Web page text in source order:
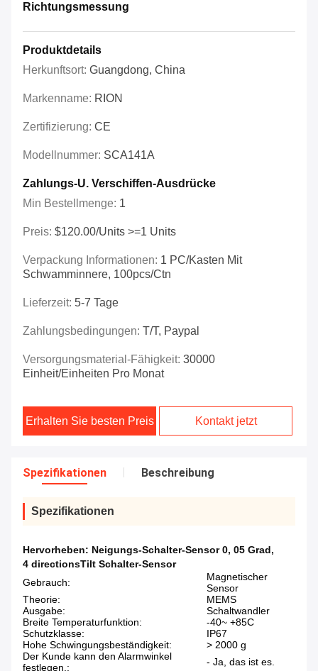
Richtungsmessung
Produktdetails
Herkunftsort: Guangdong, China
Markenname: RION
Zertifizierung: CE
Modellnummer: SCA141A
Zahlungs-U. Verschiffen-Ausdrücke
Min Bestellmenge: 1
Preis: $120.00/Units >=1 Units
Verpackung Informationen: 1 PC/Kasten Mit
Schwamminnere, 100pcs/ctn
Lieferzeit: 5-7 Tage
Zahlungsbedingungen: T/T, Paypal
Versorgungsmaterial-Fähigkeit: 30000
Einheit/Einheiten Pro Monat
Erhalten Sie besten Preis Kontakt jetzt
Spezifikationen Beschreibung
Spezifikationen
Hervorheben: Neigungs-Schalter-Sensor 0, 05 Grad,
4 directionsTilt Schalter-Sensor
Gebrauch:
Magnetischer
Sensor
Theorie:
MEMS
Ausgabe:
Schaltwandler
Breite Temperaturfunktion:
-40~ +85C
Schutzklasse:
IP67
Hohe Schwingungsbeständigkeit:
> 2000 g
Der Kunde kann den Alarmwinkel
festlegen.:
- Ja, das ist es.